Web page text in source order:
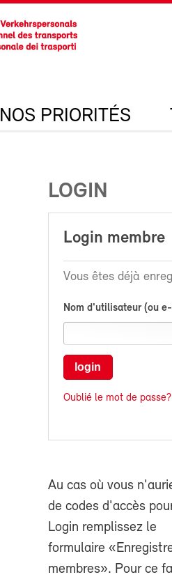
NOS PRIORITÉS
LOGIN
Login membre
Vous êtes déjà
Nom d'utilisateur (ou
login
Oublié le mot de passe?
Au cas où vous
de codes d'accès
Login remplissez le
formulaire
membres». Pour ce